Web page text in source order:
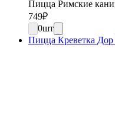
Пицца Римские
749₽
0шт
Пицца Креветка